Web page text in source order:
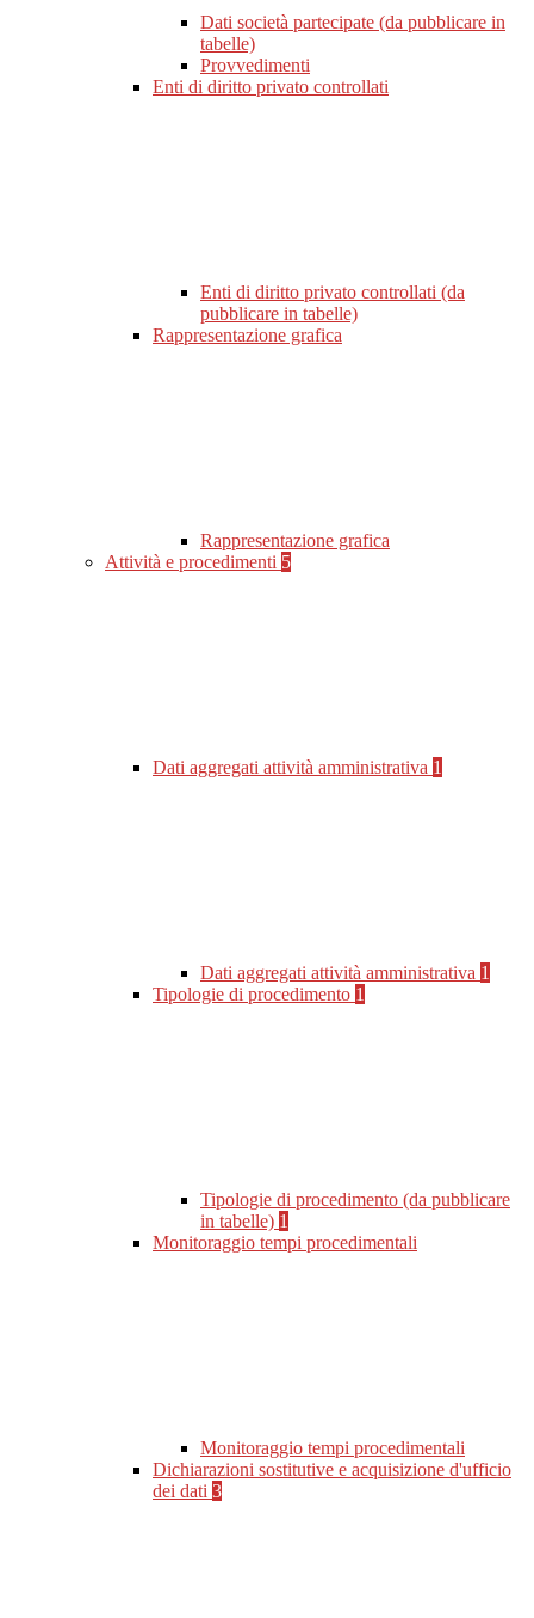
Dati società partecipate (da pubblicare in
tabelle)
Provvedimenti
Enti di diritto privato controllati
Enti di diritto privato controllati (da
pubblicare in tabelle)
Rappresentazione grafica
Rappresentazione grafica
Attività e procedimenti 5
Dati aggregati attività amministrativa 1
Dati aggregati attività amministrativa 1
Tipologie di procedimento 1
Tipologie di procedimento (da pubblicare
in tabelle) 1
Monitoraggio tempi procedimentali
Monitoraggio tempi procedimentali
Dichiarazioni sostitutive e acquisizione d'ufficio
dei dati 3